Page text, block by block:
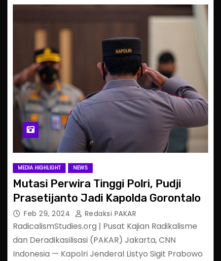
MEDIA HIGHLIGHT NEWS
Mutasi Perwira Tinggi Polri, Pudji
Prasetijanto Jadi Kapolda Gorontalo
Feb 29, 2024 Redaksi PAKAR
RadicalismStudies.org | Pusat Kajian Radikalisme
dan Deradikasilisasi (PAKAR) Jakarta, CNN
Indonesia — Kapolri Jenderal Listyo Sigit Prabowo